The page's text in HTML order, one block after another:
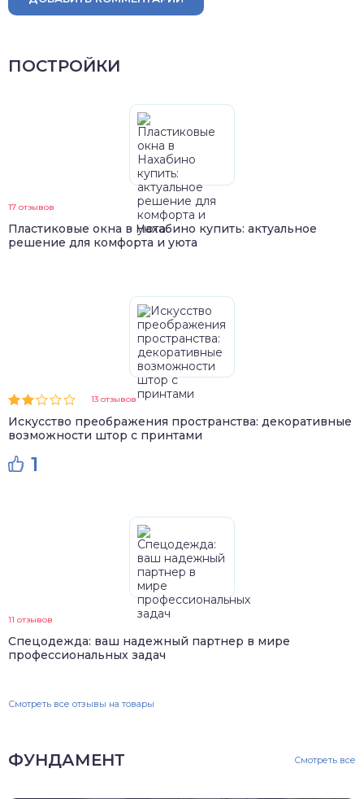
ПОСТРОЙКИ
17 отзывов
Пластиковые окна в Нахабино купить: актуальное
решение для комфорта и уюта
13 отзывов
Искусство преображения пространства: декоративные
возможности штор с принтами
1
11 отзывов
Спецодежда: ваш надежный партнер в мире
профессиональных задач
Смотреть все отзывы на товары
ФУНДАМЕНТ Смотреть все